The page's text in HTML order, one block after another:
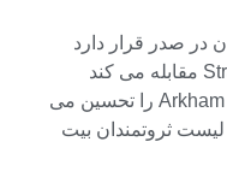
در صدر قرار دارد
جامعه کریپتو شرکت تحلیل بلاک چین Arkham را تحسین می
ثروتمندان بیت